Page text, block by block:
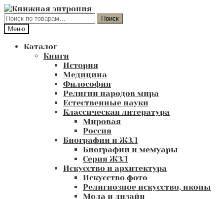
Перейти
к
навигации
Перейти
к
содержимому
Искать:
Поиск
Меню
Каталог
Книги
История
Медицина
Философия
Религии народов мира
Естественные науки
Классическая литература
Мировая
Россия
Биографии и ЖЗЛ
Биографии и мемуары
Серия ЖЗЛ
Искусство и архитектура
Искусство фото
Религиозное искусство, иконы
Мода и дизайн